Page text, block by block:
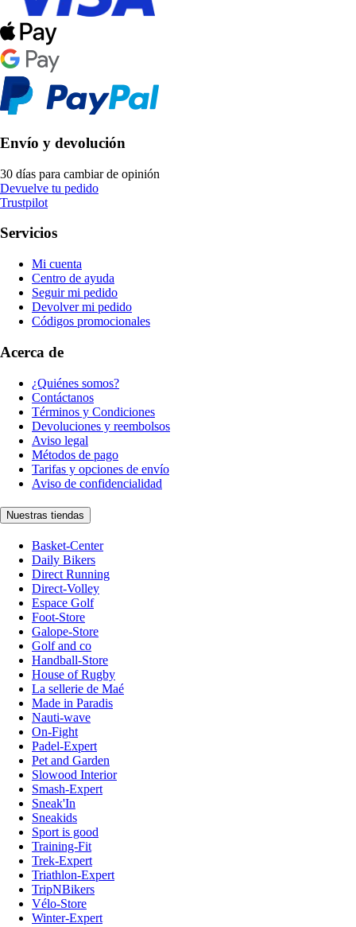
Envío y devolución
30 días para cambiar de opinión
Devuelve tu pedido
Trustpilot
Servicios
Mi cuenta
Centro de ayuda
Seguir mi pedido
Devolver mi pedido
Códigos promocionales
Acerca de
¿Quiénes somos?
Contáctanos
Términos y Condiciones
Devoluciones y reembolsos
Aviso legal
Métodos de pago
Tarifas y opciones de envío
Aviso de confidencialidad
Nuestras tiendas
Basket-Center
Daily Bikers
Direct Running
Direct-Volley
Espace Golf
Foot-Store
Galope-Store
Golf and co
Handball-Store
House of Rugby
La sellerie de Maé
Made in Paradis
Nauti-wave
On-Fight
Padel-Expert
Pet and Garden
Slowood Interior
Smash-Expert
Sneak'In
Sneakids
Sport is good
Training-Fit
Trek-Expert
Triathlon-Expert
TripNBikers
Vélo-Store
Winter-Expert